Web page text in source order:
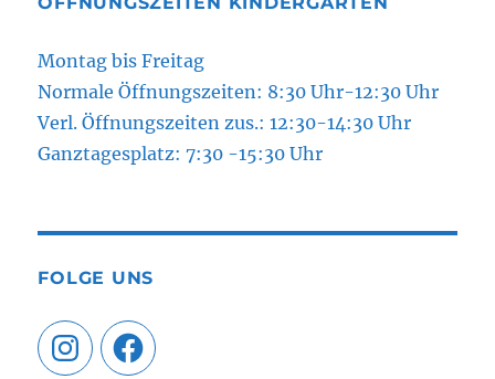
Montag bis Freitag
Normale Öffnungszeiten: 8:30 Uhr-12:30 Uhr
Verl. Öffnungszeiten zus.: 12:30-14:30 Uhr
Ganztagesplatz: 7:30 -15:30 Uhr
FOLGE UNS
InstagramFacebook